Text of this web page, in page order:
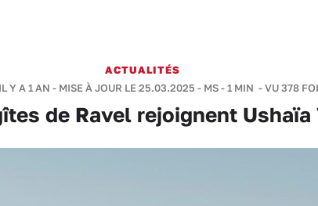
ACTUALITÉS
Y A 1 AN - MISE À JOUR LE 25.03.2025 - MS-1 MIN - VU 378
de Ravel rejoignent